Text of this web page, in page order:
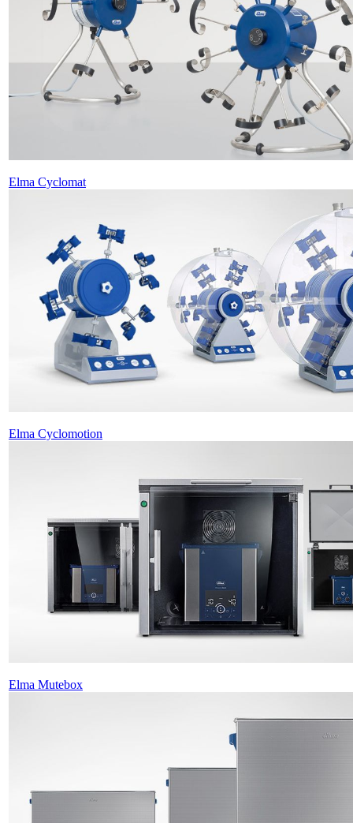
Elma Cyclomat
Elma Cyclomotion
Elma Mutebox